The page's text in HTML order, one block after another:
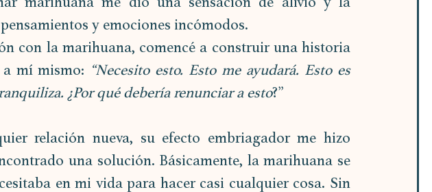
y emociones incómodos.
con la marihuana, comencé a construir una historia
mí mismo: “Necesito esto. Esto me ayudará. Esto es
¿Por qué debería renunciar a esto?”
relación nueva, su efecto embriagador me hizo
una solución. Básicamente, la marihuana se
en mi vida para hacer casi cualquier cosa. Sin